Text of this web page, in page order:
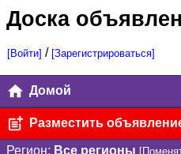
Доска
[Войти] / [Зарегистрироваться]
Домой
Разместить
Регион: Все регионы